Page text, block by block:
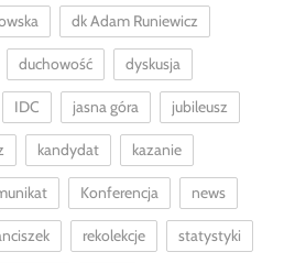
dk Adam Runiewicz
duchowość dyskusja
IDC jasna góra jubileusz
kandydat kazanie
Konferencja news
rekolekcje statystyki